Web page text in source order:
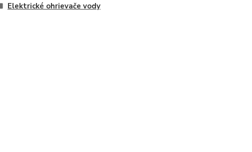
Elektrické ohrievače vody